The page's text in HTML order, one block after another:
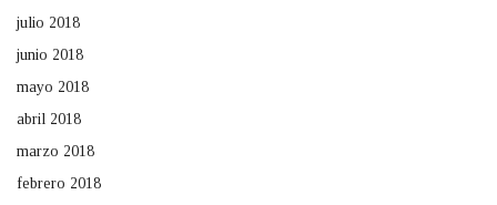
julio 2018
junio 2018
mayo 2018
abril 2018
marzo 2018
febrero 2018